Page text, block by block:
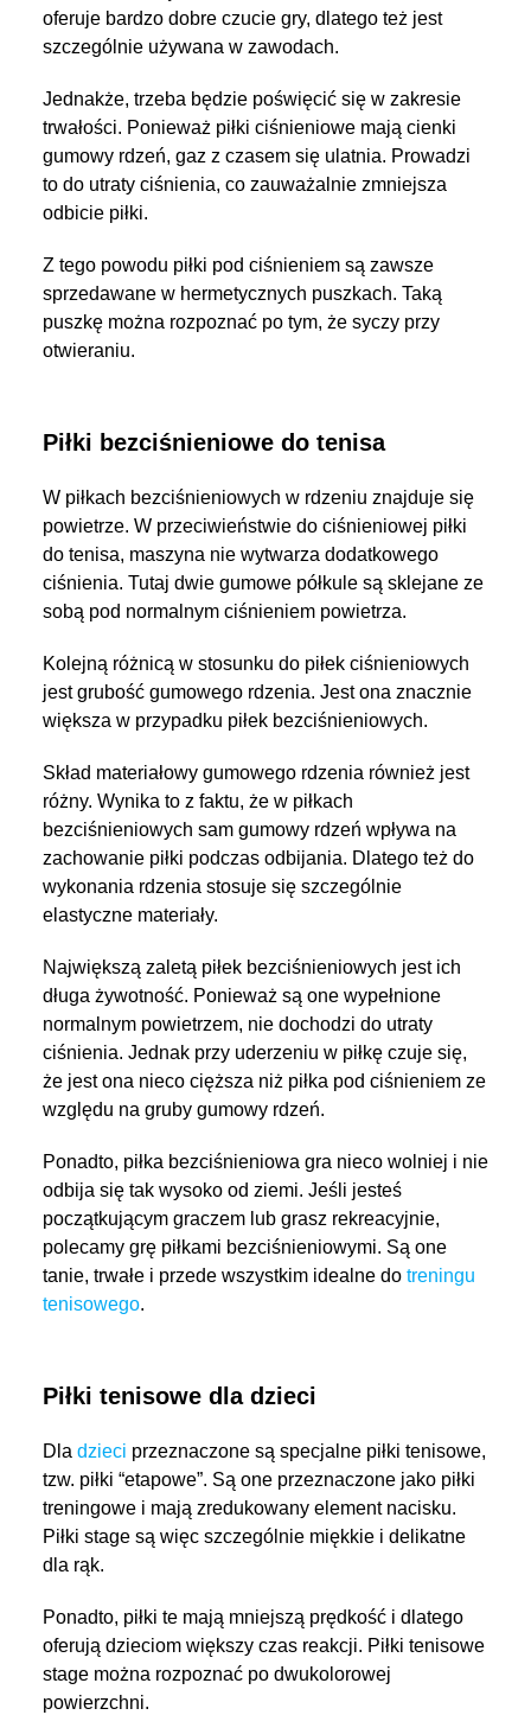
oferuje bardzo dobre czucie gry, dlatego też jest
szczególnie używana w zawodach.
Jednakże, trzeba będzie poświęcić się w zakresie
trwałości. Ponieważ piłki ciśnieniowe mają cienki
gumowy rdzeń, gaz z czasem się ulatnia. Prowadzi
to do utraty ciśnienia, co zauważalnie zmniejsza
odbicie piłki.
Z tego powodu piłki pod ciśnieniem są zawsze
sprzedawane w hermetycznych puszkach. Taką
puszkę można rozpoznać po tym, że syczy przy
otwieraniu.
Piłki bezciśnieniowe do tenisa
W piłkach bezciśnieniowych w rdzeniu znajduje się
powietrze. W przeciwieństwie do ciśnieniowej piłki
do tenisa, maszyna nie wytwarza dodatkowego
ciśnienia. Tutaj dwie gumowe półkule są sklejane ze
sobą pod normalnym ciśnieniem powietrza.
Kolejną różnicą w stosunku do piłek ciśnieniowych
jest grubość gumowego rdzenia. Jest ona znacznie
większa w przypadku piłek bezciśnieniowych.
Skład materiałowy gumowego rdzenia również jest
różny. Wynika to z faktu, że w piłkach
bezciśnieniowych sam gumowy rdzeń wpływa na
zachowanie piłki podczas odbijania. Dlatego też do
wykonania rdzenia stosuje się szczególnie
elastyczne materiały.
Największą zaletą piłek bezciśnieniowych jest ich
długa żywotność. Ponieważ są one wypełnione
normalnym powietrzem, nie dochodzi do utraty
ciśnienia. Jednak przy uderzeniu w piłkę czuje się,
że jest ona nieco cięższa niż piłka pod ciśnieniem ze
względu na gruby gumowy rdzeń.
Ponadto, piłka bezciśnieniowa gra nieco wolniej i nie
odbija się tak wysoko od ziemi. Jeśli jesteś
początkującym graczem lub grasz rekreacyjnie,
polecamy grę piłkami bezciśnieniowymi. Są one
tanie, trwałe i przede wszystkim idealne do treningu
tenisowego.
Piłki tenisowe dla dzieci
Dla dzieci przeznaczone są specjalne piłki tenisowe,
tzw. piłki “etapowe”. Są one przeznaczone jako piłki
treningowe i mają zredukowany element nacisku.
Piłki stage są więc szczególnie miękkie i delikatne
dla rąk.
Ponadto, piłki te mają mniejszą prędkość i dlatego
oferują dzieciom większy czas reakcji. Piłki tenisowe
stage można rozpoznać po dwukolorowej
powierzchni.